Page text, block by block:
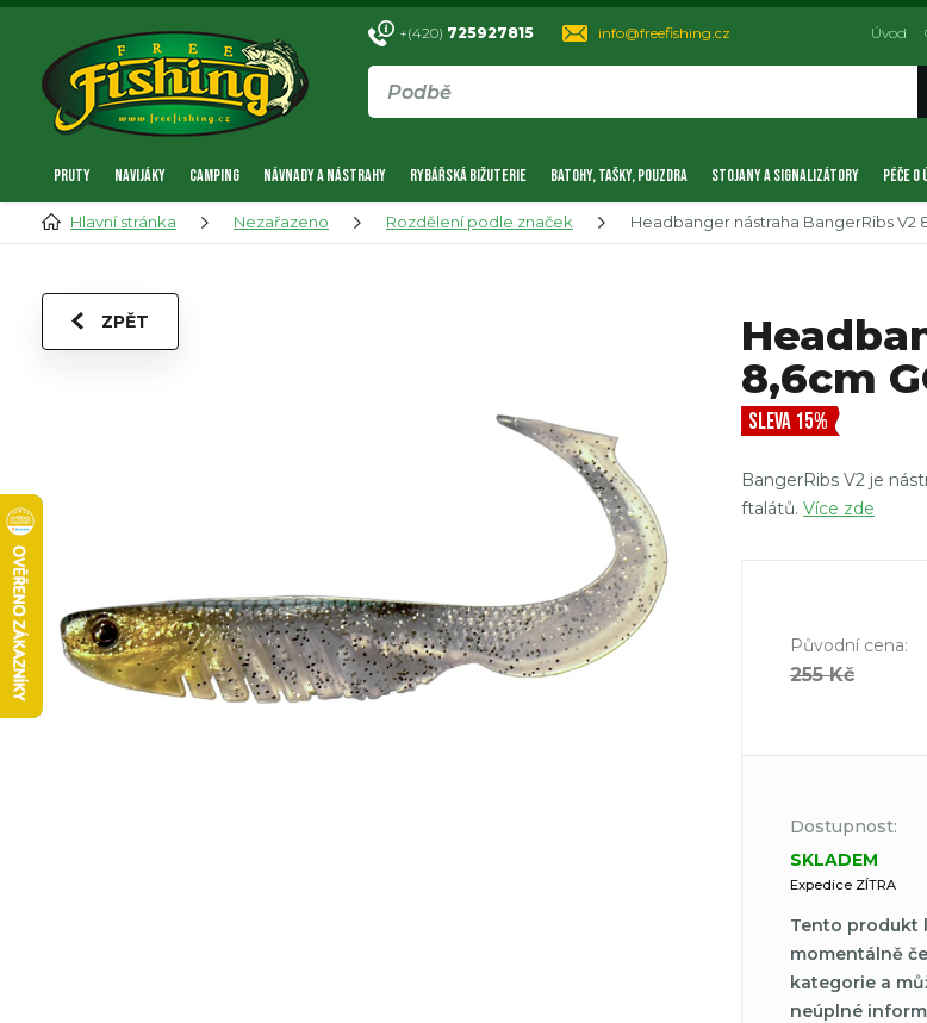
+(420) 725927815 info@freefishing.cz Úvod
PRUTY NAVIJÁKY CAMPING NÁVNADY A NÁSTRAHY RYBÁŘSKÁ BIŽUTERIE BATOHY, TAŠKY, POUZDRA STOJANY A SIGNALIZÁTORY PÉČE O
Hlavní stránka Nezařazeno Rozdělení podle značek Headbanger nástraha BangerRibs V2
ZPĚT
8,6cm
SLEVA 15%
BangerRibs V2 je
ftalátů. Více zde
Původní cena:
255 Kč
Dostupnost:
SKLADEM
Expedice ZÍTRA
Tento produkt
momentálně
kategorie a
neúplné